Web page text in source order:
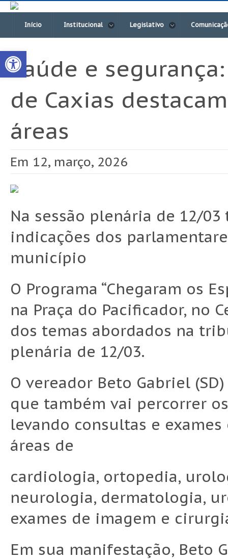
Open toolbar
Início Institucional Legislativo
Saúde e
de Caxias
áreas
Em 12, março, 2026
Na sessão plenária de 12/
indicações dos
município
O Programa “Chegaram os
na Praça do Pacificador, no
dos temas abordados na
plenária de 12/03.
O vereador Beto Gabriel
que também vai percorrer
levando consultas e
áreas de
cardiologia, ortopedia,
neurologia, dermatologia,
exames de imagem e
Em sua manifestação, Beto